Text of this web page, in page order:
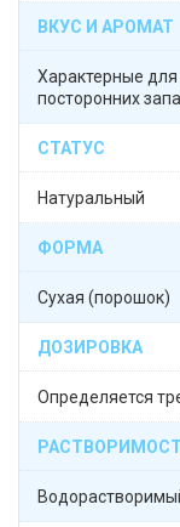
ВКУС И АРОМАТ
Характерные
посторонних
СТАТУС
Натуральный
ФОРМА
Сухая (порошок)
ДОЗИРОВКА
Определяется